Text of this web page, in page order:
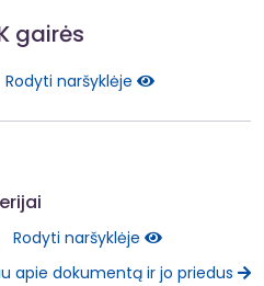
gairės
Rodyti naršyklėje
Rodyti naršyklėje
apie dokumentą ir jo priedus